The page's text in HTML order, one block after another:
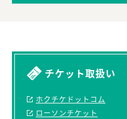
チケット取扱い
ホクチケドットコム
ローソンチケット